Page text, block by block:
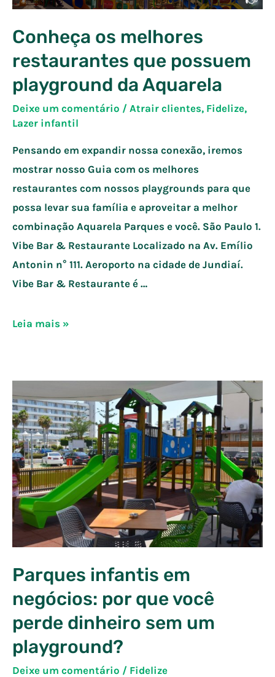
Conheça os melhores
restaurantes que possuem
playground da Aquarela
Deixe um comentário / Atrair clientes, Fidelize,
Lazer infantil
Pensando em expandir nossa conexão, iremos
mostrar nosso Guia com os melhores
restaurantes com nossos playgrounds para que
possa levar sua família e aproveitar a melhor
combinação Aquarela Parques e você. São Paulo 1.
Vibe Bar & Restaurante Localizado na Av. Emílio
Antonin n° 111. Aeroporto na cidade de Jundiaí.
Vibe Bar & Restaurante é …
Conheça
restaurantes
que
possuem
playground
da
Aquarela
Leia mais »
Parques infantis em
negócios: por que você
perde dinheiro sem um
playground?
Deixe um comentário / Fidelize